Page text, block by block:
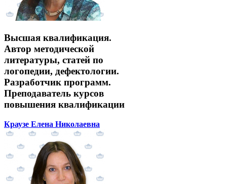
Высшая квалификация.
Автор методической
литературы, статей по
логопедии, дефектологии.
Разработчик программ.
Преподаватель курсов
повышения квалификации
Краузе Елена Николаевна